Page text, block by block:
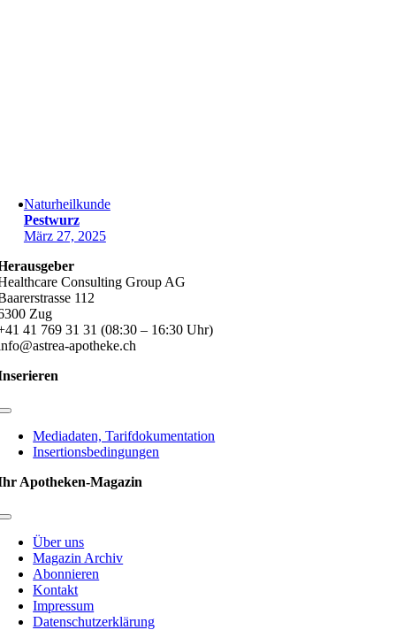
Naturheilkunde
Pestwurz
März 27, 2025
Consulting Group AG
112
Zug
41 769 31 31 (08:30 – 16:30 Uhr)
apotheke.ch
Toggle
NavigationMediadaten, Tarifdokumentation
Insertionsbedingungen
Apotheken-Magazin
Toggle
NavigationÜber uns
Magazin Archiv
Abonnieren
Kontakt
Impressum
Datenschutzerklärung